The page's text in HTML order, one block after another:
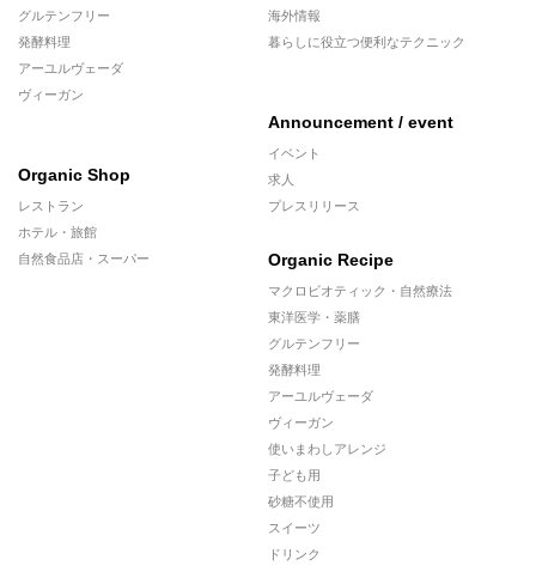
グルテンフリー
発酵料理
アーユルヴェーダ
ヴィーガン
Organic Shop
レストラン
ホテル・旅館
自然食品店・スーパー
海外情報
暮らしに役立つ便利なテクニック
Announcement / event
イベント
求人
プレスリリース
Organic Recipe
マクロビオティック・自然療法
東洋医学・薬膳
グルテンフリー
発酵料理
アーユルヴェーダ
ヴィーガン
使いまわしアレンジ
子ども用
砂糖不使用
スイーツ
ドリンク